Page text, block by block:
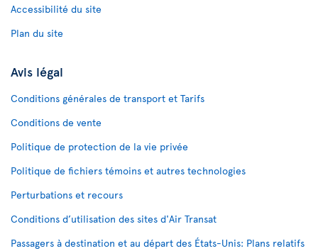
Accessibilité du site
Plan du site
Avis légal
Conditions générales de transport et Tarifs
Conditions de vente
Politique de protection de la vie privée
Politique de fichiers témoins et autres technologies
Perturbations et recours
Conditions d’utilisation des sites d'Air Transat
Passagers à destination et au départ des États-Unis: Plans relatifs